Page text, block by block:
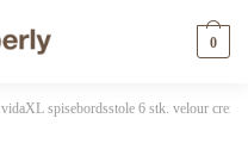
0
vidaXL spisebordsstole 6 stk. velour